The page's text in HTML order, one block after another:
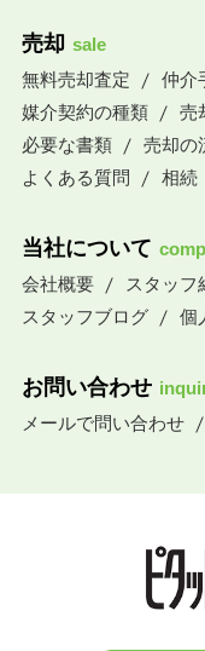
売却 sale
無料売却査定
仲介
媒介契約の種類
売
必要な書類
売却の
よくある質問
相続
当社について
会社概要
スタッフ
スタッフブログ
個
お問い合わせ
メールで問い合わせ